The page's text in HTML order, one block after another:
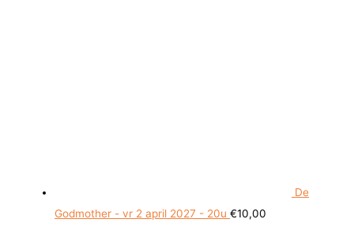
De
Godmother - vr 2 april 2027 - 20u €10,00